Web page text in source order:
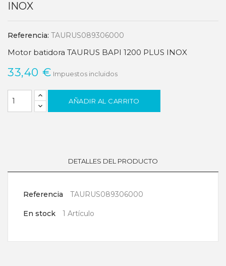
INOX
Referencia: TAURUS089306000
Motor batidora TAURUS BAPI 1200 PLUS INOX
33,40 € Impuestos incluidos
AÑADIR AL CARRITO
DETALLES DEL PRODUCTO
Referencia TAURUS089306000
En stock 1 Artículo